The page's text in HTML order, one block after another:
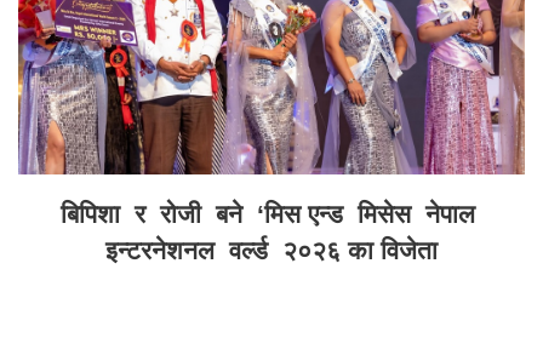
बिपिशा र रोजी बने ‘मिस एन्ड मिसेस नेपाल
इन्टरनेशनल वर्ल्ड २०२६ का विजेता